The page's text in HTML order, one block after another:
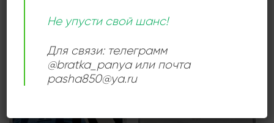
wishlist
Не упусти свой шанс!
Для связи: телеграмм
@bratka_panya или почта
pasha850@ya.ru